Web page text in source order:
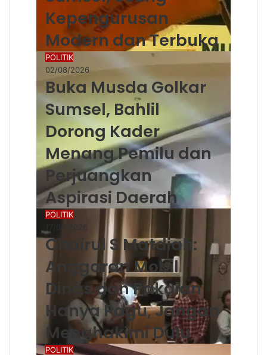
Kepengurusan
Modern dan Terbuka
POLITIK
02/08/2026
Buka Musda Golkar
Sumsel, Bahlil
Dorong Kader
Menang Pemilu dan
Perjuangkan
Aspirasi Daerah
POLITIK
17/04/2026
Chairul S Matdiah:
Anggaran Mobil
Dinas dan Pakaian
Hanya Pagu, Jangan
Menghakimi Dulu
POLITIK